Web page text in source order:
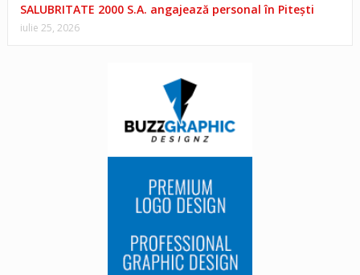
SALUBRITATE 2000 S.A. angajează personal în Pitești
iulie 25, 2026